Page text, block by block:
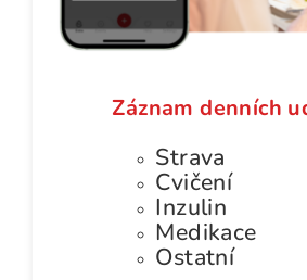
Záznam denních
Strava
Cvičení
Inzulin
Medikace
Ostatní